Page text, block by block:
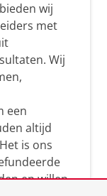
bieden wij
met
Wij
een
altijd
is ons
en willen